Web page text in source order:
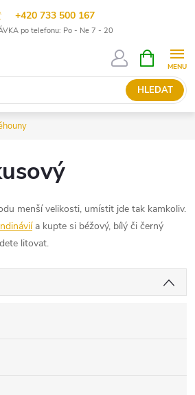
+420 733 500 167
po telefonu: Po - Ne 7 - 20
HLEDAT
NÁKUPNÍ
KOŠÍK
menší velikosti, umístit jde tak kamkoliv.
a kupte si béžový, bílý či černý
litovat.